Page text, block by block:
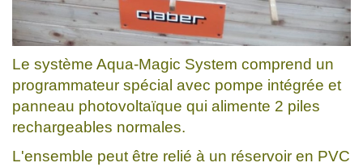
Le système Aqua-Magic System comprend un
programmateur spécial avec pompe intégrée et
panneau photovoltaïque qui alimente 2 piles
rechargeables normales.
L'ensemble peut être relié à un réservoir en PVC